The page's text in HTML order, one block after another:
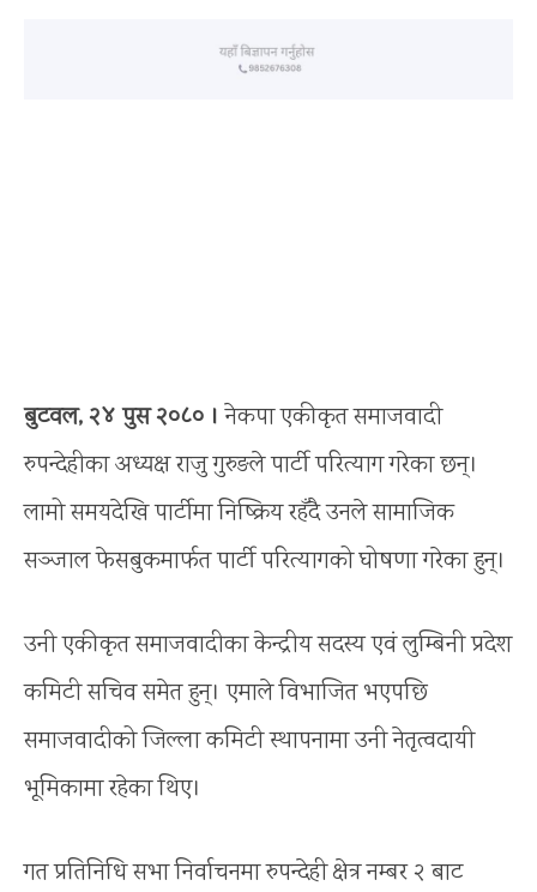
बुटवल, २४ पुस २०८० । नेकपा एकीकृत समाजवादी
रुपन्देहीका अध्यक्ष राजु गुरुङले पार्टी परित्याग गरेका छन्।
लामो समयदेखि पार्टीमा निष्क्रिय रहँदै उनले सामाजिक
सञ्जाल फेसबुकमार्फत पार्टी परित्यागको घोषणा गरेका हुन्।
उनी एकीकृत समाजवादीका केन्द्रीय सदस्य एवं लुम्बिनी प्रदेश
कमिटी सचिव समेत हुन्। एमाले विभाजित भएपछि
समाजवादीको जिल्ला कमिटी स्थापनामा उनी नेतृत्वदायी
भूमिकामा रहेका थिए।
गत प्रतिनिधि सभा निर्वाचनमा रुपन्देही क्षेत्र नम्बर २ बाट